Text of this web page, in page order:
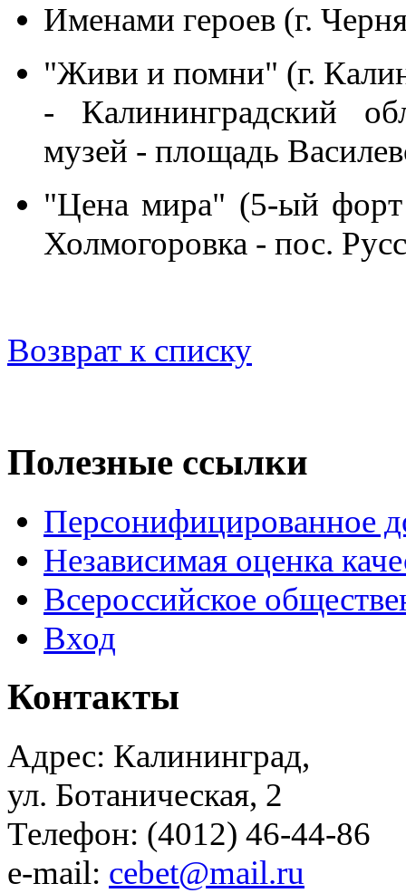
Именами героев (г.
"Живи и помни" (г.
- Калининградский
музей - площадь
"Цена мира" (5-ый
Холмогоровка - пос.
Возврат к списку
Полезные ссылки
Персонифицированное
Независимая оценка
Всероссийское
Вход
Контакты
Адрес: Калининград,
ул. Ботаническая, 2
Телефон: (4012) 46-44-86
e-mail: cebet@mail.ru